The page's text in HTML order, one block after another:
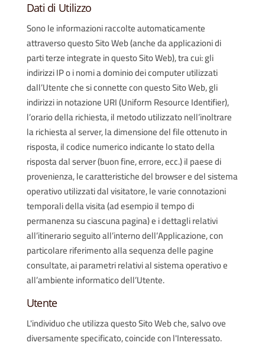
Dati di Utilizzo
Sono le informazioni raccolte automaticamente
attraverso questo Sito Web (anche da applicazioni di
parti terze integrate in questo Sito Web), tra cui: gli
indirizzi IP o i nomi a dominio dei computer utilizzati
dall’Utente che si connette con questo Sito Web, gli
indirizzi in notazione URI (Uniform Resource Identifier),
l’orario della richiesta, il metodo utilizzato nell’inoltrare
la richiesta al server, la dimensione del file ottenuto in
risposta, il codice numerico indicante lo stato della
risposta dal server (buon fine, errore, ecc.) il paese di
provenienza, le caratteristiche del browser e del sistema
operativo utilizzati dal visitatore, le varie connotazioni
temporali della visita (ad esempio il tempo di
permanenza su ciascuna pagina) e i dettagli relativi
all’itinerario seguito all’interno dell’Applicazione, con
particolare riferimento alla sequenza delle pagine
consultate, ai parametri relativi al sistema operativo e
all’ambiente informatico dell’Utente.
Utente
L'individuo che utilizza questo Sito Web che, salvo ove
diversamente specificato, coincide con l'Interessato.